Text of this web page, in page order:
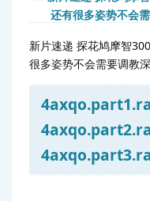
新片速递 探花鸠摩智
很多姿势不会需要调教